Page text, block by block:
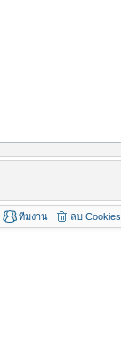
ลบ Cookies
ทีมงาน